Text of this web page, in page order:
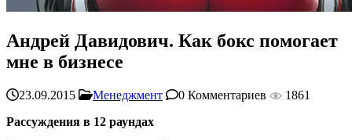
Андрей Давидович. Как бокс помогает
мне в бизнесе
23.09.2015 Менеджмент 0 Комментариев
1861
Рассуждения в 12 раундах